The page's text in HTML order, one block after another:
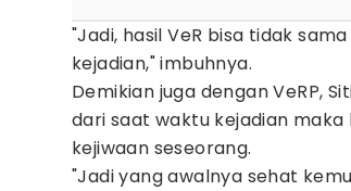
"Jadi, hasil VeR bisa tidak
kejadian," imbuhnya.
Demikian juga dengan VeRP,
dari saat waktu kejadian
kejiwaan seseorang.
"Jadi yang awalnya sehat